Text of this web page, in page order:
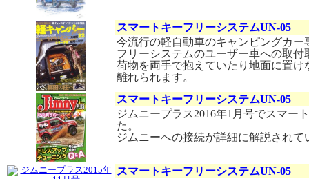
スマートキーフリーシステムUN-05
今流行の軽自動車のキャンピングカ
フリーシステムのユーザー車への取付
荷物を両手で抱えていたり地面に置
離れられます。
スマートキーフリーシステムUN-05
ジムニープラス2016年1月号でスマー
た。
ジムニーへの接続が詳細に解説されて
スマートキーフリーシステムUN-05